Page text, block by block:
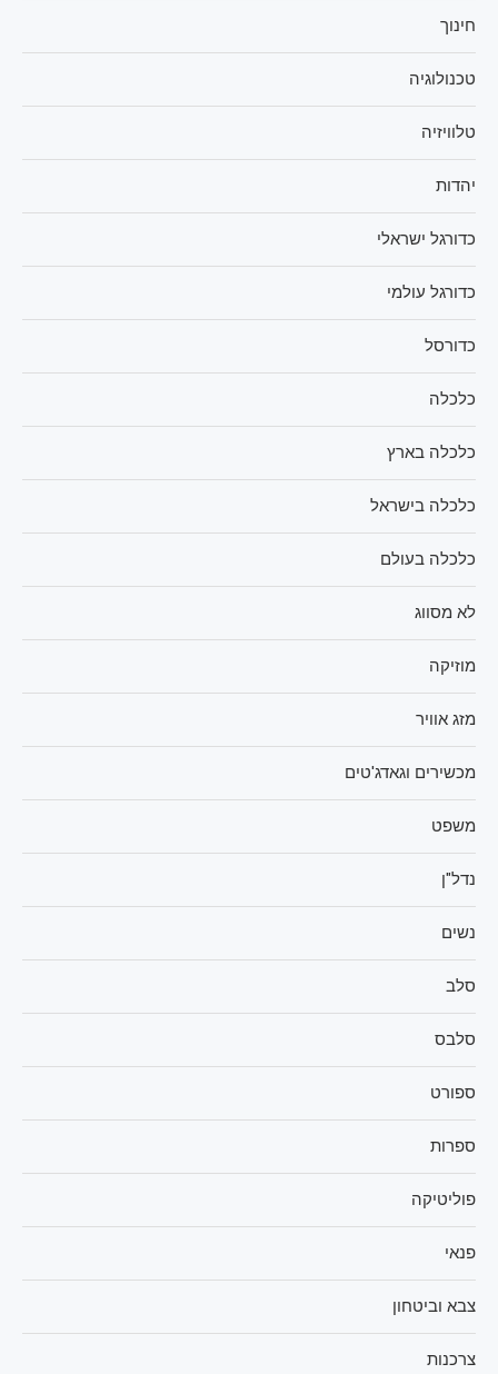
חינוך
טכנולוגיה
טלוויזיה
יהדות
כדורגל ישראלי
כדורגל עולמי
כדורסל
כלכלה
כלכלה בארץ
כלכלה בישראל
כלכלה בעולם
לא מסווג
מוזיקה
מזג אוויר
מכשירים וגאדג'טים
משפט
נדל"ן
נשים
סלב
סלבס
ספורט
ספרות
פוליטיקה
פנאי
צבא וביטחון
צרכנות